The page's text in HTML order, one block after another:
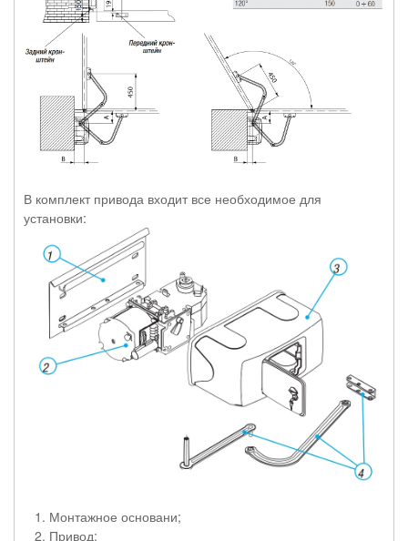
В комплект привода входит все необходимое для
установки:
Монтажное основани;
Привод;